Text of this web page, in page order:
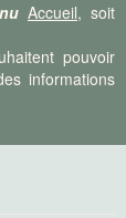
Accueil, soit
pouvoir
informations